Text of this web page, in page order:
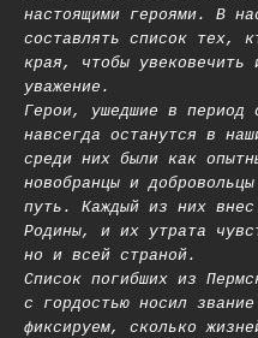
настоящими героями. В
составлять список тех,
края, чтобы увековечить
уважение.
Герои, ушедшие в период
навсегда останутся в
среди них были как
новобранцы и
путь. Каждый из них
Родины, и их утрата
но и всей страной.
Список погибших из
с гордостью носил
фиксируем, сколько